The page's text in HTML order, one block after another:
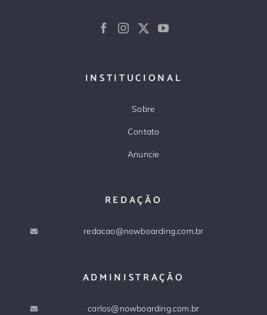
INSTITUCIONAL
Sobre
Contato
Anuncie
REDAÇÃO
redacao@nowboarding.com.br
ADMINISTRAÇÃO
carlos@nowboarding.com.br